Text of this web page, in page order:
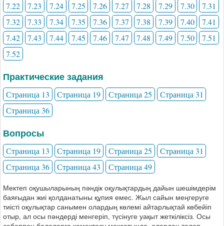
7.22
7.23 7.24 7.25 7.26 7.27 7.28 7.29 7.30
7.31
7.32
7.33 7.34 7.35 7.36 7.37 7.38 7.39 7.40
7.41
7.42
7.43 7.44 7.45 7.46 7.47 7.48 7.49 7.50
7.51
7.52
Практические задания
Страница 13 Страница 19 Страница 25
Страница 31
Страница 36
Вопросы
Страница 13 Страница 19 Страница 25
Страница 31
Страница 36
Страница 43 Страница 49
Мектеп оқушыларының пәндік оқулықтардың дайын шешімдерім
баяғыдан жиі қолданатыны құпия емес. Жыл сайын меңгеруге
тиісті оқулықтар санымен олардың көлемі айтарлықтай көбейіп
отыр, ал осы пәндерді менгеріп, түсінуге уақыт жеткіліксіз. Осы